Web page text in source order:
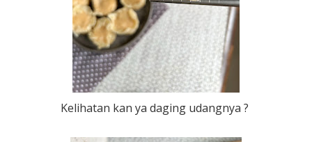
Kelihatan kan ya daging udangnya ?